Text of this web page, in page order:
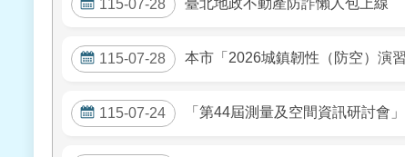
115-07-28
115-07-28 本市「2026城鎮韌性（防空）演
115-07-24 「第44屆測量及空間資訊研討會